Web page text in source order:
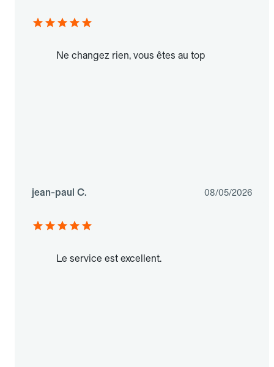
Ne changez rien, vous êtes au top
jean-paul C. 08/05/2026
Le service est excellent.